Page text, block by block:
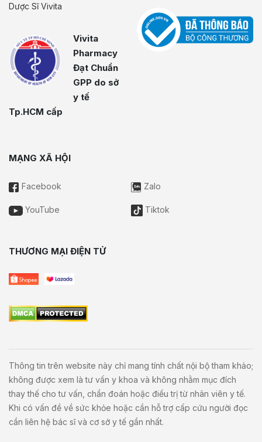
Dược Sĩ Vivita
Vivita
Pharmacy
Đạt Chuẩn
GPP do sở
y tế
Tp.HCM cấp
MẠNG XÃ HỘI
Facebook Zalo
YouTube Tiktok
THƯƠNG MẠI ĐIỆN TỬ
Thông tin trên website này chỉ mang tính chất nội bộ tham khảo;
không được xem là tư vấn y khoa và không nhằm mục đích
thay thế cho tư vấn, chẩn đoán hoặc điều trị từ nhân viên y tế.
Khi có vấn đề về sức khỏe hoặc cần hỗ trợ cấp cứu người đọc
cần liên hệ bác sĩ và cơ sở y tế gần nhất.